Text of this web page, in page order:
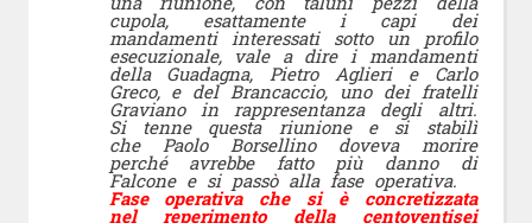
cupola, esattamente i capi dei
mandamenti interessati sotto un profilo
esecuzionale, vale a dire i mandamenti
della Guadagna, Pietro Aglieri e Carlo
Greco, e del Brancaccio, uno dei fratelli
Graviano in rappresentanza degli altri.
Si tenne questa riunione e si stabilì
che Paolo Borsellino doveva morire
perché avrebbe fatto più danno di
Falcone e si passò alla fase operativa.
Fase operativa che si è concretizzata
nel reperimento della centoventisei